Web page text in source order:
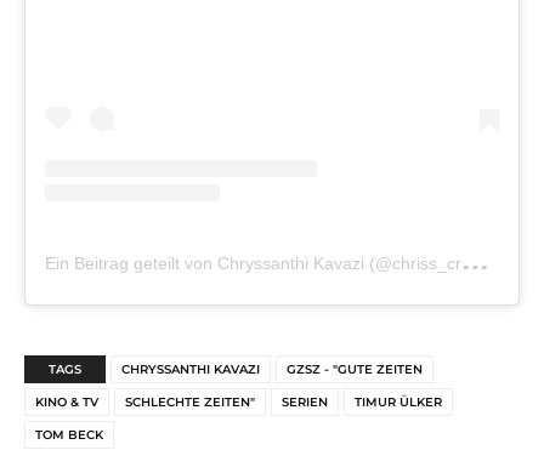
E
in Beitrag geteilt von Chryssanthi Kavazi (@chriss_cross)
TAGS CHRYSSANTHI KAVAZI GZSZ - "GUTE ZEITEN
KINO & TV SCHLECHTE ZEITEN" SERIEN TIMUR ÜLKER
TOM BECK